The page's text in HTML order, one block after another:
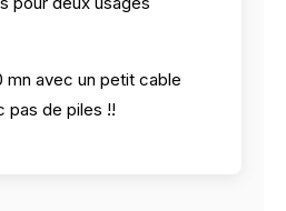
mn avec un petit cable
pas de piles !!